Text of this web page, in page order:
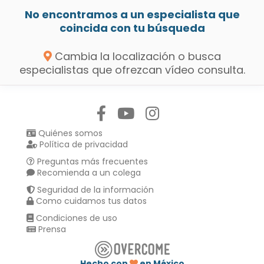
No encontramos a un especialista que
coincida con tu búsqueda
Cambia la localización o busca
especialistas que ofrezcan vídeo consulta.
Quiénes somos
Política de privacidad
Preguntas más frecuentes
Recomienda a un colega
Seguridad de la información
Como cuidamos tus datos
Condiciones de uso
Prensa